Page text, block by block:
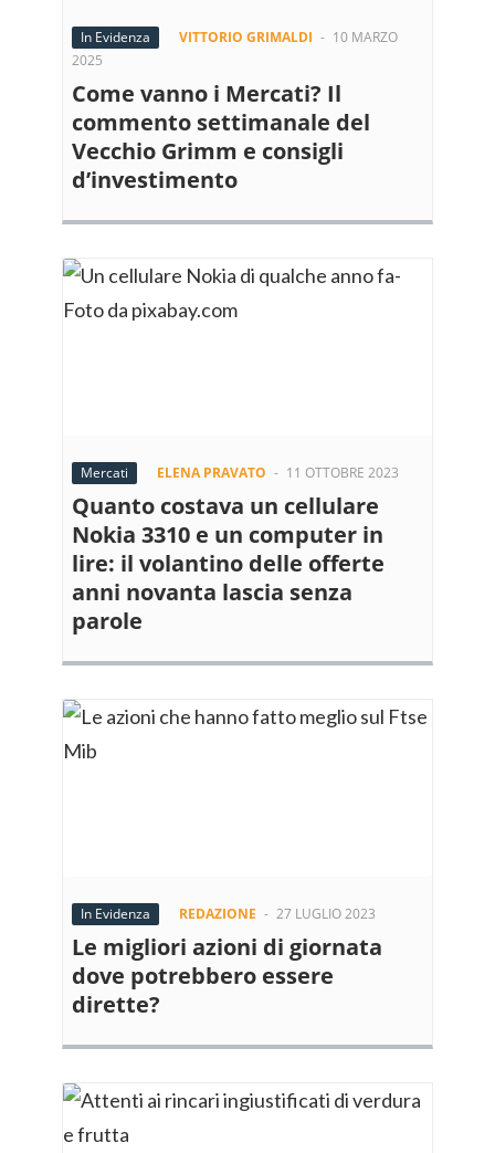
In Evidenza VITTORIO GRIMALDI - 10 MARZO
2025
Come vanno i Mercati? Il
commento settimanale del
Vecchio Grimm e consigli
d’investimento
Mercati ELENA PRAVATO - 11 OTTOBRE 2023
Quanto costava un cellulare
Nokia 3310 e un computer in
lire: il volantino delle offerte
anni novanta lascia senza
parole
In Evidenza REDAZIONE - 27 LUGLIO 2023
Le migliori azioni di giornata
dove potrebbero essere
dirette?